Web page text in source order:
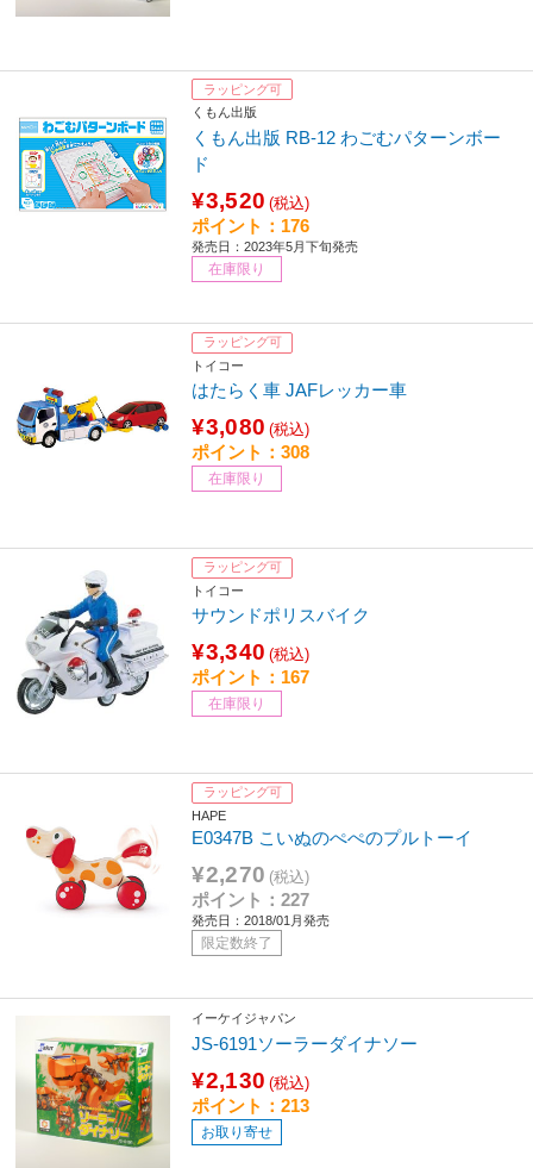
ラッピング可
くもん出版
くもん出版 RB-12 わごむパターンボー
ド
¥3,520 (税込)
ポイント：176
発売日：2023年5月下旬発売
在庫限り
ラッピング可
トイコー
はたらく車 JAFレッカー車
¥3,080 (税込)
ポイント：308
在庫限り
ラッピング可
トイコー
サウンドポリスバイク
¥3,340 (税込)
ポイント：167
在庫限り
ラッピング可
HAPE
E0347B こいぬのぺぺのプルトーイ
¥2,270 (税込)
ポイント：227
発売日：2018/01月発売
限定数終了
イーケイジャパン
JS-6191ソーラーダイナソー
¥2,130 (税込)
ポイント：213
お取り寄せ